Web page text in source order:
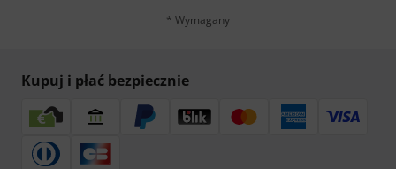
* Wymagany
Kupuj i płać bezpiecznie